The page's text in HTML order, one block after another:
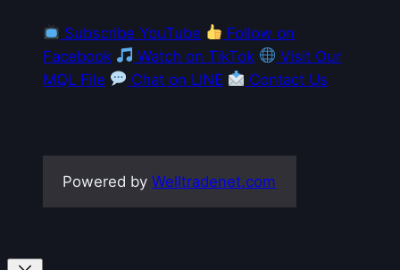
Subscribe YouTube
Follow on
Facebook
Watch on TikTok
Visit Our
MQL File
Chat on LINE Contact Us
Powered byWelltradenet.com